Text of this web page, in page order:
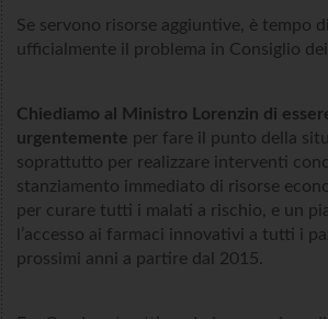
Se servono risorse aggiuntive, è tempo
ufficialmente il problema in Consiglio
Chiediamo al Ministro Lorenzin di
urgentemente per fare il punto della
soprattutto per realizzare interventi
stanziamento immediato di risorse
per curare tutti i malati a rischio, e un
l’accesso ai farmaci innovativi a tutti i
prossimi anni a partire dal 2015.